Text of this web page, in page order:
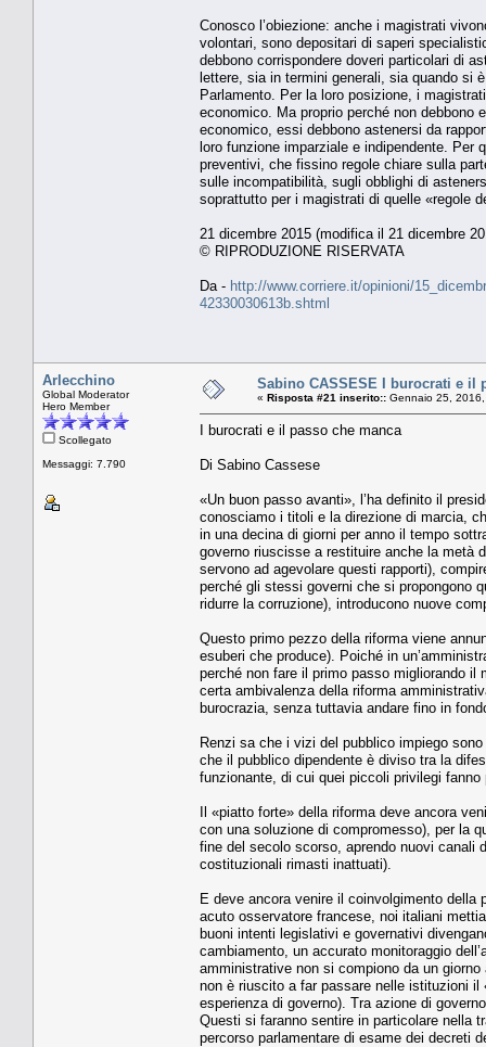
Conosco l’obiezione: anche i magistrati
volontari, sono depositari di saperi
debbono corrispondere doveri particolari di
lettere, sia in termini generali, sia quando si
Parlamento. Per la loro posizione, i
economico. Ma proprio perché non debbono
economico, essi debbono astenersi da
loro funzione imparziale e indipendente. Per
preventivi, che fissino regole chiare sulla
sulle incompatibilità, sugli obblighi di
soprattutto per i magistrati di quelle «regole
21 dicembre 2015 (modifica il 21 dicembre
© RIPRODUZIONE RISERVATA
Da - http://www.corriere.it/opinioni/
42330030613b.shtml
Arlecchino
Global Moderator
Hero Member
Scollegato
Messaggi: 7.790
Sabino CASSESE I burocrati e il
« Risposta #21 inserito:: Gennaio 25,
I burocrati e il passo che manca
Di Sabino Cassese
«Un buon passo avanti», l’ha definito il
conosciamo i titoli e la direzione di marcia,
in una decina di giorni per anno il tempo
governo riuscisse a restituire anche la metà
servono ad agevolare questi rapporti),
perché gli stessi governi che si propongono
ridurre la corruzione), introducono nuove
Questo primo pezzo della riforma viene
esuberi che produce). Poiché in
perché non fare il primo passo migliorando
certa ambivalenza della riforma
burocrazia, senza tuttavia andare fino in
Renzi sa che i vizi del pubblico impiego
che il pubblico dipendente è diviso tra la
funzionante, di cui quei piccoli privilegi fanno
Il «piatto forte» della riforma deve ancora
con una soluzione di compromesso), per la
fine del secolo scorso, aprendo nuovi canali
costituzionali rimasti inattuati).
E deve ancora venire il coinvolgimento della
acuto osservatore francese, noi italiani
buoni intenti legislativi e governativi
cambiamento, un accurato monitoraggio
amministrative non si compiono da un
non è riuscito a far passare nelle istituzioni il
esperienza di governo). Tra azione di
Questi si faranno sentire in particolare nella
percorso parlamentare di esame dei decreti